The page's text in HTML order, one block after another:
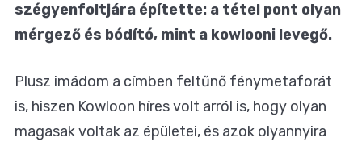
szégyenfoltjára építette: a tétel pont olyan
mérgező és bódító, mint a kowlooni levegő.
Plusz imádom a címben feltűnő fénymetaforát
is, hiszen Kowloon híres volt arról is, hogy olyan
magasak voltak az épületei, és azok olyannyira